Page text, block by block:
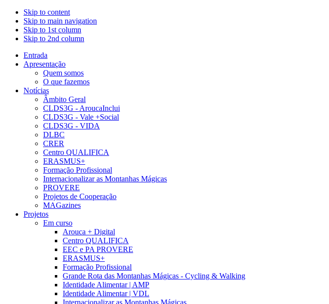
Skip to content
Skip to main navigation
Skip to 1st column
Skip to 2nd column
Entrada
Apresentação
Quem somos
O que fazemos
Notícias
Âmbito Geral
CLDS3G - AroucaInclui
CLDS3G - Vale +Social
CLDS3G - VIDA
DLBC
CRER
Centro QUALIFICA
ERASMUS+
Formação Profissional
Internacionalizar as Montanhas Mágicas
PROVERE
Projetos de Cooperação
MAGazines
Projetos
Em curso
Arouca + Digital
Centro QUALIFICA
EEC e PA PROVERE
ERASMUS+
Formação Profissional
Grande Rota das Montanhas Mágicas - Cycling & Walking
Identidade Alimentar | AMP
Identidade Alimentar | VDL
Internacionalizar as Montanhas Mágicas